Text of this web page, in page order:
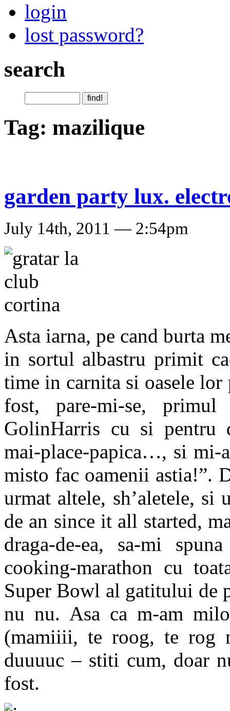
login
lost password?
search
Tag: mazilique
garden party lux.
July 14th, 2011 — 2:54pm
Asta iarna, pe cand burta
in sortul albastru primit
time in carnita si oasele
fost, pare-mi-se, primul
GolinHarris cu si pentru
mai-place-papica…, si mi-
misto fac oamenii astia!”.
urmat altele, sh’aletele, si
de an since it all started,
draga-de-ea, sa-mi
cooking-marathon cu
Super Bowl al gatitului de
nu nu. Asa ca m-am
(mamiiii, te roog, te rog
duuuuc – stiti cum, doar
fost.